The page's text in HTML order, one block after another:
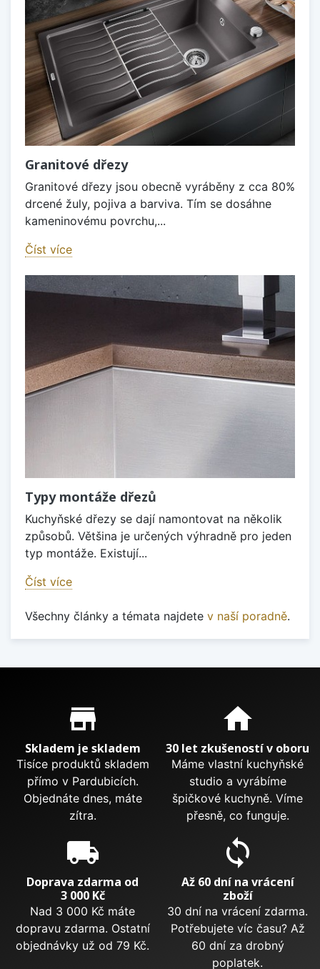
Granitové dřezy
Granitové dřezy jsou obecně vyráběny z cca 80%
drcené žuly, pojiva a barviva. Tím se dosáhne
kameninovému povrchu,...
Číst více
Typy montáže dřezů
Kuchyňské dřezy se dají namontovat na několik
způsobů. Většina je určených výhradně pro jeden
typ montáže. Existují...
Číst více
Všechny články a témata najdete v naší poradně.
Proč nakupovat u nás?
store_mall_directory
Skladem je skladem
Tisíce produktů skladem
přímo v Pardubicích.
Objednáte dnes, máte
zítra.
home
30 let zkušeností v oboru
Máme vlastní kuchyňské
studio a vyrábíme
špičkové kuchyně. Víme
přesně, co funguje.
local_shipping
Doprava zdarma od
3 000 Kč
Nad 3 000 Kč máte
dopravu zdarma. Ostatní
objednávky už od 79 Kč.
sync
Až 60 dní na vrácení
zboží
30 dní na vrácení zdarma.
Potřebujete víc času? Až
60 dní za drobný
poplatek.